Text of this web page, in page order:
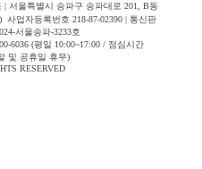
서울특별시 송파구 송파대로 201, B동
사업자등록번호 218-87-02390 | 통신판
서울송파-3233호
6036 (평일 10:00~17:00 / 점심시간
및 공휴일 휴무)
RESERVED